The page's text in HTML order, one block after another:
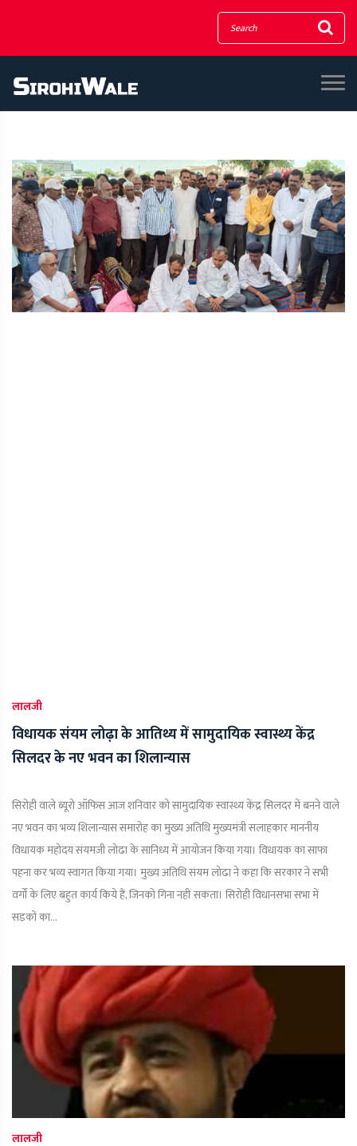
लालजी
विधायक संयम लोढ़ा के आतिथ्य में सामुदायिक स्वास्थ्य केंद्र
सिलदर के नए भवन का शिलान्यास
सिरोही वाले ब्यूरो ऑफिस आज शनिवार को सामुदायिक स्वास्थ्य केंद्र सिलदर में बनने वाले
नए भवन का भव्य शिलान्यास समारोह का मुख्य अतिथि मुख्यमंत्री सलाहकार माननीय
विधायक महोदय संयमजी लोढा के सानिध्य में आयोजन किया गया। विधायक का साफा
पहना कर भव्य स्वागत किया गया। मुख्य अतिथि संयम लोढा ने कहा कि सरकार ने सभी
वर्गों के लिए बहुत कार्य किये हैं, जिनको गिना नहीं सकता। सिरोही विधानसभा सभा में
सड़कों का...
लालजी